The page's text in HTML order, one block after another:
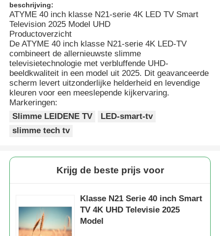
beschrijving:
ATYME 40 inch klasse N21-serie 4K LED TV Smart
Television 2025 Model UHD
Productoverzicht
De ATYME 40 inch klasse N21-serie 4K LED-TV
combineert de allernieuwste slimme
televisietechnologie met verbluffende UHD-
beeldkwaliteit in een model uit 2025. Dit geavanceerde
scherm levert uitzonderlijke helderheid en levendige
kleuren voor een meeslepende kijkervaring.
Markeringen:
Slimme LEIDENE TV
LED-smart-tv
slimme tech tv
Krijg de beste prijs voor
Klasse N21 Serie 40 inch Smart
TV 4K UHD Televisie 2025
Model